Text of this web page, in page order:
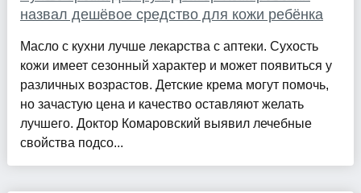
назвал дешёвое средство для кожи ребёнка
Масло с кухни лучше лекарства с аптеки. Сухость
кожи имеет сезонный характер и может появиться у
различных возрастов. Детские крема могут помочь,
но зачастую цена и качество оставляют желать
лучшего. Доктор Комаровский выявил лечебные
свойства подсо...